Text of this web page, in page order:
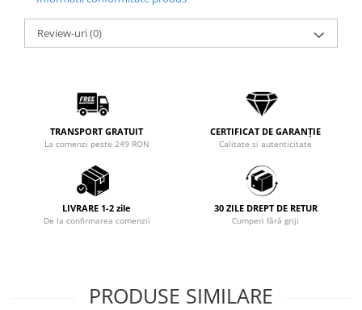
Review-uri(0)
TRANSPORT GRATUIT
La comenzi peste 249 RON
CERTIFICAT DE GARANȚIE
Calitate și autenticitate
LIVRARE 1-2 zile
De la confirmarea comenzii
30 ZILE DREPT DE RETUR
Cumperi fără griji
PRODUSE SIMILARE